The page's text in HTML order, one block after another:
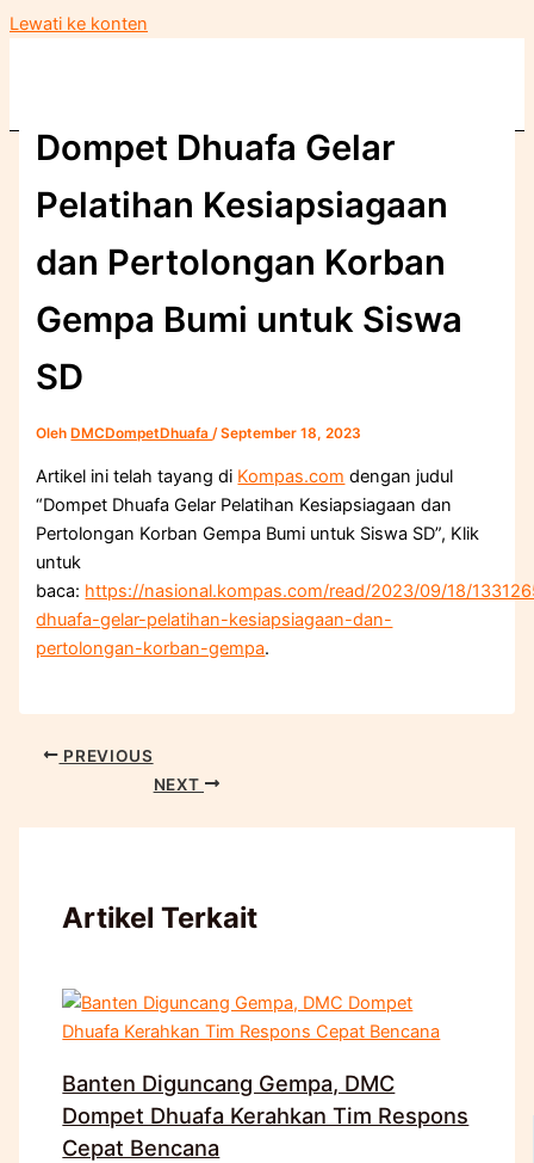
Lewati ke konten
Dompet Dhuafa Gelar
Pelatihan Kesiapsiagaan
dan Pertolongan Korban
Gempa Bumi untuk Siswa
SD
Oleh DMCDompetDhuafa/September 18, 2023
Artikel ini telah tayang di Kompas.com dengan judul
“Dompet Dhuafa Gelar Pelatihan Kesiapsiagaan dan
Pertolongan Korban Gempa Bumi untuk Siswa SD”, Klik
untuk
baca: https://nasional.kompas.com/read/2023/09/18/
dhuafa-gelar-pelatihan-kesiapsiagaan-dan-
pertolongan-korban-gempa.
PREVIOUS
NEXT
Artikel Terkait
Banten Diguncang Gempa, DMC
Dompet Dhuafa Kerahkan Tim Respons
Cepat Bencana